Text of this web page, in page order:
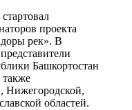
проекта
рек». В
Башкортостан
Нижегородской,
областей.